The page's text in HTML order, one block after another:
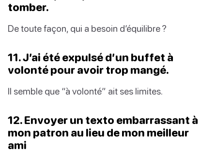
tomber.
De toute façon, qui a besoin d’équilibre ?
11. J’ai été expulsé d’un buffet à
volonté pour avoir trop mangé.
Il semble que “à volonté” ait ses limites.
12. Envoyer un texto embarrassant à
mon patron au lieu de mon meilleur
ami